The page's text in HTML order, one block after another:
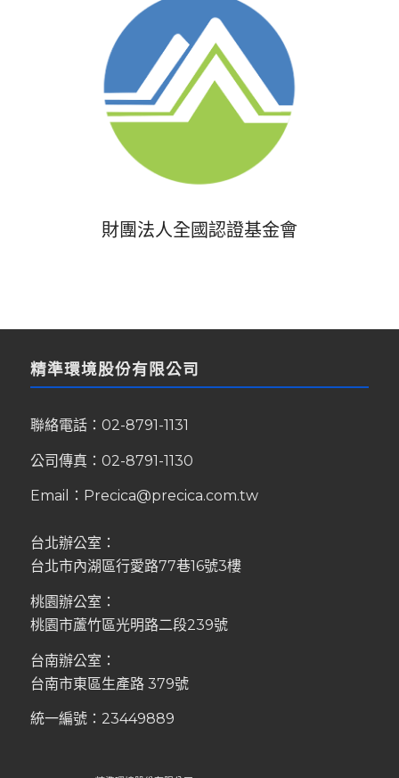
財團法人全國認證基金會
精準環境股份有限公司
聯絡電話： 02-8791-1131
公司傳真：02-8791-1130
Email： Precica@precica.com.tw
台北辦公室：
台北市內湖區行愛路77巷16號3樓
桃園辦公室：
桃園市蘆竹區光明路二段239號
台南辦公室：
台南市東區生產路 379號
統一編號：23449889